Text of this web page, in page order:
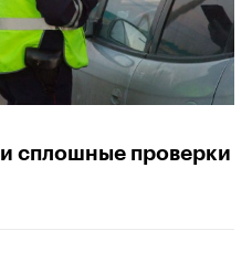
сплошные проверки